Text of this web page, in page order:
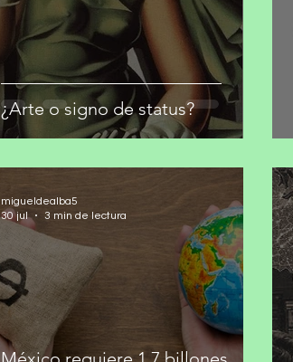
¿Arte o signo de status?
migueldealba5
30 jul
3 min de lectura